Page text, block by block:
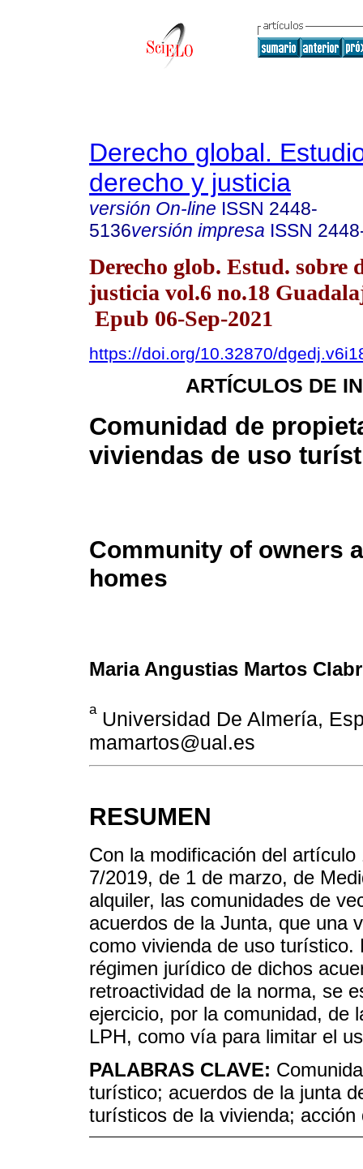
Derecho global.
derecho y justicia
versión On-line ISSN 2448-
5136versión impresa ISSN
Derecho glob. Estud. sobre
justicia vol.6 no.18
Epub 06-Sep-2021
https://doi.org/10.32870/
ARTÍCULOS DE
Comunidad de
viviendas de uso
Community of owners
homes
Maria Angustias Martos
aUniversidad De Almería,
mamartos@ual.es
RESUMEN
Con la modificación del
7/2019, de 1 de marzo, de
alquiler, las comunidades de
acuerdos de la Junta, que una
como vivienda de uso
régimen jurídico de dichos
retroactividad de la norma, se
ejercicio, por la comunidad, de
LPH, como vía para limitar el
PALABRAS CLAVE:
turístico; acuerdos de la junta
turísticos de la vivienda; acción